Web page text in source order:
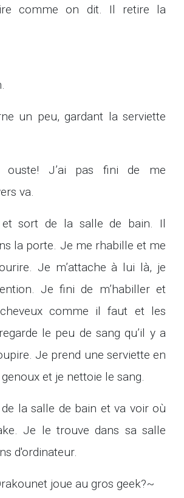
comme on dit. Il retire la
un peu, gardant la serviette
ouste! J’ai pas fini de me
va.
et sort de la salle de bain. Il
la porte. Je me rhabille et me
Je m’attache à lui là, je
Je fini de m’habiller et
comme il faut et les
le peu de sang qu’il y a
Je prend une serviette en
et je nettoie le sang.
la salle de bain et va voir où
Je le trouve dans sa salle
d'ordinateur.
joue au gros geek?~